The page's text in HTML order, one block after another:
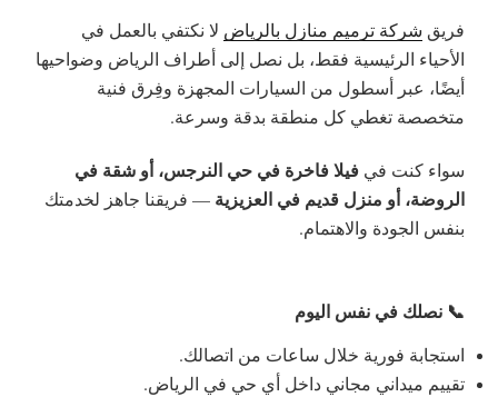
فريق شركة ترميم منازل بالرياض لا نكتفي بالعمل في
الأحياء الرئيسية فقط، بل نصل إلى أطراف الرياض وضواحيها
أيضًا، عبر أسطول من السيارات المجهزة وفِرق فنية
متخصصة تغطي كل منطقة بدقة وسرعة.
سواء كنت في فيلا فاخرة في حي النرجس، أو شقة في
الروضة، أو منزل قديم في العزيزية — فريقنا جاهز لخدمتك
بنفس الجودة والاهتمام.
📞 نصلك في نفس اليوم
استجابة فورية خلال ساعات من اتصالك.
تقييم ميداني مجاني داخل أي حي في الرياض.